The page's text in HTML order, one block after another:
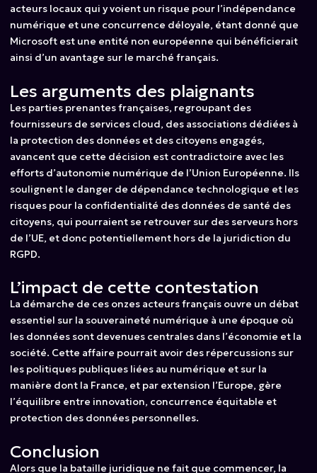
acteurs locaux qui y voient un risque pour l’indépendance
numérique et une concurrence déloyale, étant donné que
Microsoft est une entité non européenne qui bénéficierait
ainsi d’un avantage sur le marché français.
Les arguments des plaignants
Les parties prenantes françaises, regroupant des
fournisseurs de services cloud, des associations dédiées à
la protection des données et des citoyens engagés,
avancent que cette décision est contradictoire avec les
efforts d’autonomie numérique de l’Union Européenne. Ils
soulignent le danger de dépendance technologique et les
risques pour la confidentialité des données de santé des
citoyens, qui pourraient se retrouver sur des serveurs hors
de l’UE, et donc potentiellement hors de la juridiction du
RGPD.
L’impact de cette contestation
La démarche de ces onzes acteurs français ouvre un débat
essentiel sur la souveraineté numérique à une époque où
les données sont devenues centrales dans l’économie et la
société. Cette affaire pourrait avoir des répercussions sur
les politiques publiques liées au numérique et sur la
manière dont la France, et par extension l’Europe, gère
l’équilibre entre innovation, concurrence équitable et
protection des données personnelles.
Conclusion
Alors que la bataille juridique ne fait que commencer, la